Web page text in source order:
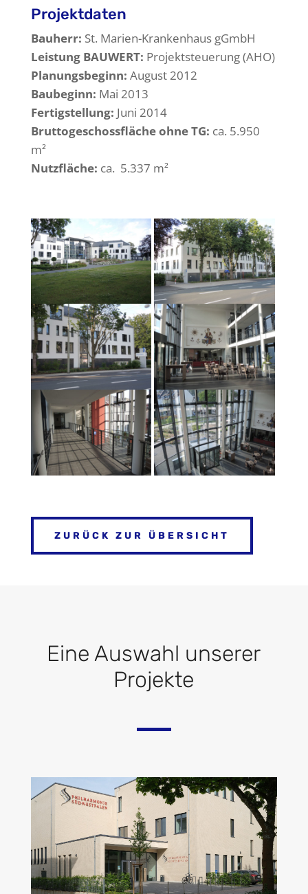
Projektdaten
Bauherr: St. Marien-Krankenhaus gGmbH
Leistung BAUWERT: Projektsteuerung (AHO)
Planungsbeginn: August 2012
Baubeginn: Mai 2013
Fertigstellung: Juni 2014
Bruttogeschossfläche ohne TG: ca. 5.950
m²
Nutzfläche: ca. 5.337 m²
ZURÜCK ZUR ÜBERSICHT
Eine Auswahl unserer
Projekte